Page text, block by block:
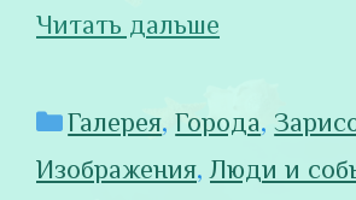
Читать дальше
Рубрики
Галерея,Города,
Изображения,Люди и